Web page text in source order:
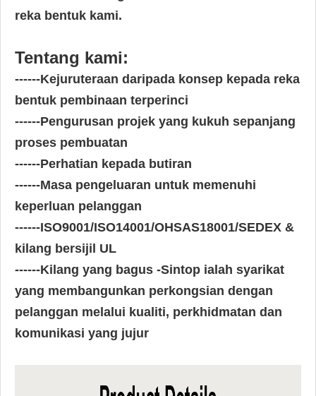
reka bentuk kami.
Tentang kami:
------Kejuruteraan daripada konsep kepada reka
bentuk pembinaan terperinci
------Pengurusan projek yang kukuh sepanjang
proses pembuatan
------Perhatian kepada butiran
------Masa pengeluaran untuk memenuhi
keperluan pelanggan
------ISO9001/ISO14001/OHSAS18001/SEDEX &
kilang bersijil UL
------Kilang yang bagus -Sintop ialah syarikat
yang membangunkan perkongsian dengan
pelanggan melalui kualiti, perkhidmatan dan
komunikasi yang jujur